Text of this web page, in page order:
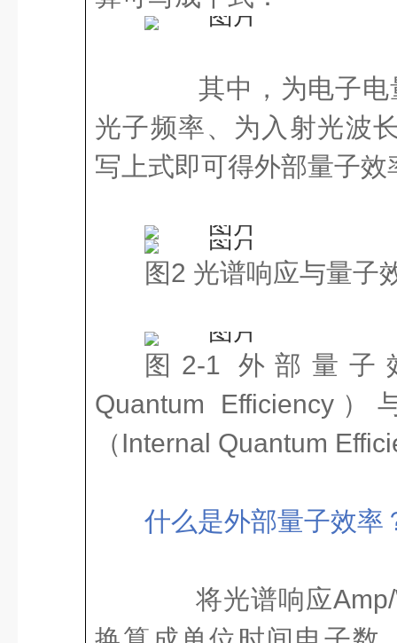
其中，为电子电
光子频率、为入射光波
写上式即可得外部量子效
图2 光谱响应与量子
图2-1 外部量子
Quantum Efficiency
（Internal Quantum
什么是外部量子效率
将光谱响应